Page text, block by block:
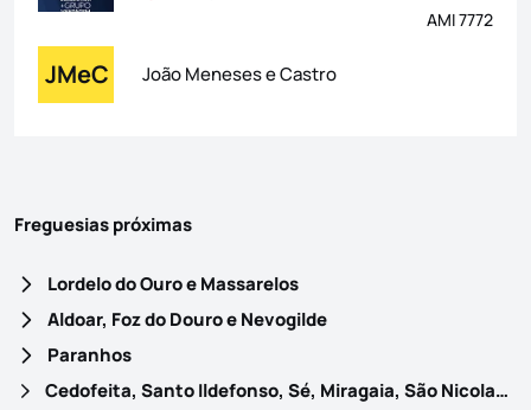
AMI 7772
JMeC João Meneses e Castro
Freguesias próximas
Lordelo do Ouro e Massarelos
Aldoar, Foz do Douro e Nevogilde
Paranhos
Cedofeita, Santo Ildefonso, Sé, Miragaia, São Nicolau e Vitória